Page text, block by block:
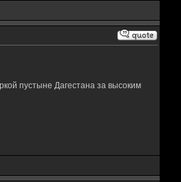
пустыне Дагестана за высоким